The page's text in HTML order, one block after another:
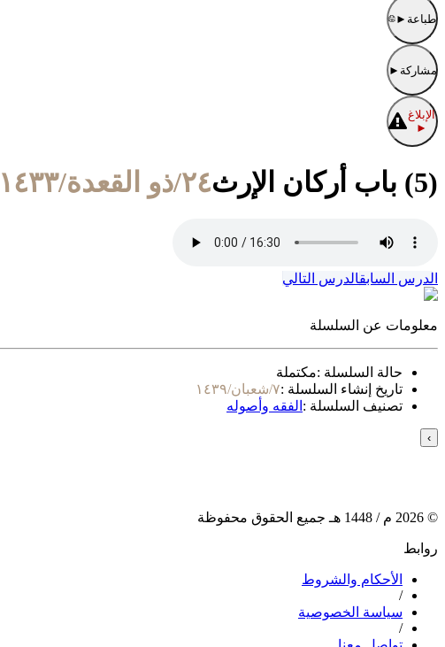
طباعة ►
مشاركة ►
الإبلاغ
►
(5) باب أركان الإرث ٢٤/ذو القعدة/١٤٣٣ الموافق ١٠/أكتوبر/٢٠١٢
الدرس السابقالدرس التالي
معلومات عن السلسلة
حالة السلسلة :مكتملة
تاريخ إنشاء السلسلة :٧/شعبان/١٤٣٩
تصنيف السلسلة : الفقه وأصوله
›
©
2026 م / 1448 هـ جميع الحقوق محفوظة
روابط
الأحكام والشروط
/
سياسة الخصوصية
/